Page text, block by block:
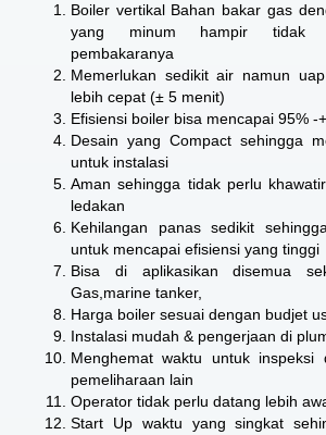
Boiler vertikal Bahan bakar gas
yang minum hampir tidak
pembakaranya
Memerlukan sedikit air namun
lebih cepat (± 5 menit)
Efisiensi boiler bisa mencapai 95% -
Desain yang Compact sehingga
untuk instalasi
Aman sehingga tidak perlu
ledakan
Kehilangan panas sedikit
untuk mencapai efisiensi yang tinggi
Bisa di aplikasikan disemua
Gas,marine tanker,
Harga boiler sesuai dengan budjet
Instalasi mudah & pengerjaan di
Menghemat waktu untuk inspeksi
pemeliharaan lain
Operator tidak perlu datang lebih
Start Up waktu yang singkat